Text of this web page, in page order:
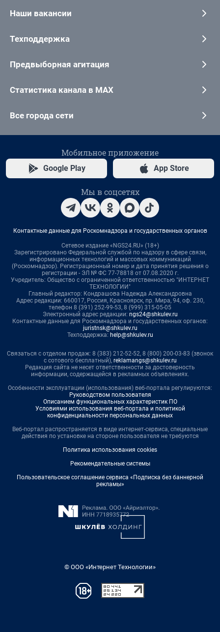
Наши вакансии
Техподдержка
Предвыборная агитация
Статистика канала в MAX
Все города сети
Мобильное приложение
Google Play App Store
Мы в соцсетях
Контактные данные для Роскомнадзора и государственных органов
Сетевое издание «NGS24.RU» (18+)
Зарегистрировано Федеральной службой по надзору в сфере связи,
информационных технологий и массовых коммуникаций
(Роскомнадзор). Регистрационный номер и дата принятия решения о
регистрации - ЭЛ № ФС 77-78818 от 07.08.2020 г.
Учредитель: Общество с ограниченной ответственностью "ИНТЕРНЕТ
ТЕХНОЛОГИИ"
Главный редактор: Кондрашова Надежда Александровна
Адрес редакции: 660017, Россия, Красноярск, пр. Мира, 94, оф. 230,
телефон 8 (391) 252-99-53, 8 (999) 315-05-05
Электронный адрес редакции: ngs24@shkulev.ru
Контактные данные для Роскомнадзора и государственных органов:
juristnsk@shkulev.ru
Техподдержка: help@shkulev.ru
Связаться с отделом продаж: 8 (383) 212-52-52, 8 (800) 200-03-83 (звонок
с сотового бесплатный), reklamangs@shkulev.ru
Редакция сайта не несет ответственности за достоверность
информации, содержащейся в рекламных объявлениях.
Особенности эксплуатации (использования) веб-портала регулируются:
Руководством пользователя
Описанием функциональных характеристик ПО
Условиями использования веб-портала и политикой
конфиденциальности персональных данных
Веб-портал распространяется в виде интернет-сервиса, специальные
действия по установке на стороне пользователя не требуются
Политика использования cookies
Рекомендательные системы
Пользовательское соглашение сервиса «Подписка без баннерной
рекламы»
© ООО «Интернет Технологии»